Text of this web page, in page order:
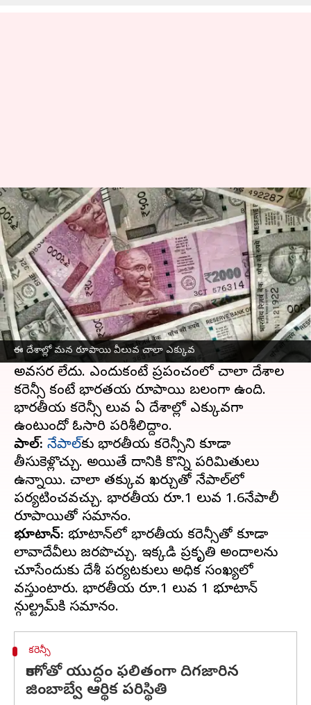
ఈ దేశాల్లో మన రూపాయి వీలువ చాలా ఎక్కువ
ఈ దేశాల్లో మన రూపాయి వీలువ
చాలా ఎక్కువ, అవేంటో తెలుసా?
వ్రాసిన వారు Stalin Jan 21, 2023 02:49 pm
ఈ వార్తాకథనం ఏంటి
విదేశీ పర్యటనలకు వెళ్లాలనుకుంటున్నారా? ఖర్చు
ఎక్కువ అవుతుందని ఎక్కడికీ ప్లాన్
చేసుకోలేకపోతున్నారా? అలాంది ఆందోళన మీకు
అవసర లేదు. ఎందుకంటే ప్రపంచంలో చాలా దేశాల
కరెన్సీ కంటే భారతయ రూపాయి బలంగా ఉంది.
భారతీయ కరెన్సీ విలువ ఏ దేశాల్లో ఎక్కువగా
నేపాల్: నేపాల్‌కు భారతీయ కరెన్సీని కూడా
తీసుకెళ్లొచ్చు. అయితే దానికి కొన్ని పరిమితులు
ఉన్నాయి. చాలా తక్కువ ఖర్చుతో నేపాల్‌లో
పర్యటించవచ్చు. భారతీయ రూ.1 విలువ 1.6నేపాలీ
భూటాన్: భూటాన్‌లో భారతీయ కరెన్సీతో కూడా
లావాదేవీలు జరపొచ్చు. ఇక్కడి ప్రకృతి అందాలను
చూసేందుకు విదేశీ పర్యటకులు అధిక సంఖ్యలో
వస్తుంటారు. భారతీయ రూ.1 విలువ 1 భూటాన్
కరెన్సీ
కాంగోతో యుద్ధం ఫలితంగా దిగజారిన
జింబాబ్వే ఆర్థిక పరిస్థితి